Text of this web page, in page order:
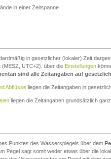
in einer Zeitspanne
in gesetzlicher (lokaler) Zeit
UTC+2). über die Einstellungen
sind alle Zeitangaben auf
Abflüsse liegen die Zeitangaben in
liegen die Zeitangaben grundsätzlich
Punktes des Wasserspiegels über dem
Pegel sagt somit weder etwas über die